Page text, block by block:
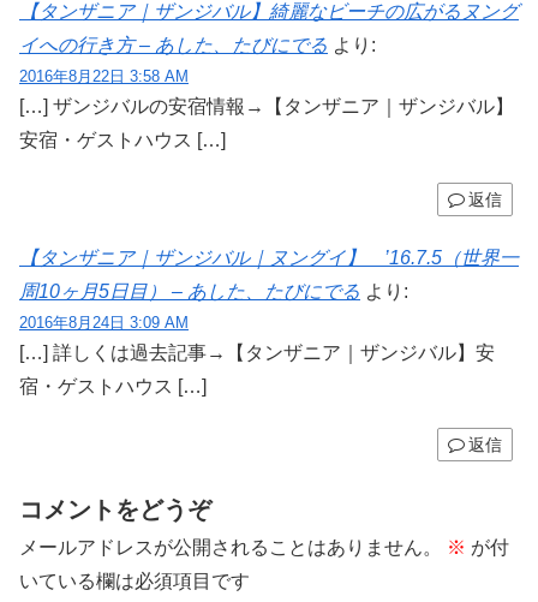
【タンザニア｜ザンジバル】綺麗なビーチの広がるヌング
イへの行き方 – あした、たびにでる より:
2016年8月22日 3:58 AM
[…] ザンジバルの安宿情報→【タンザニア｜ザンジバル】
安宿・ゲストハウス […]
返信
【タンザニア｜ザンジバル｜ヌングイ】 ’16.7.5（世界一
周10ヶ月5日目） – あした、たびにでる より:
2016年8月24日 3:09 AM
[…] 詳しくは過去記事→【タンザニア｜ザンジバル】安
宿・ゲストハウス […]
返信
コメントをどうぞ
メールアドレスが公開されることはありません。 ※ が付
いている欄は必須項目です